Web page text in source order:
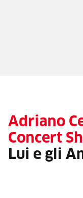
Adriano
Concert
Lui e gli